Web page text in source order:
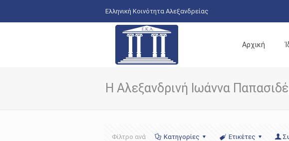
Ελληνική Κοινότητα Αλεξανδρείας
Αρχική
Η Αλεξανδρινή Ιωάννα
Φίλτρο ανά Κατηγορίες Ετικέτες